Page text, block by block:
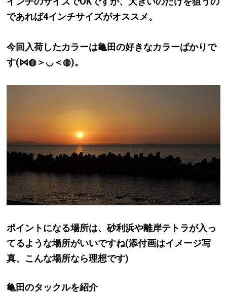
であれば4インチサイズがオススメ。
今回入荷したカラーは亀田の好きなカラーばかりで
す(⋈◍＞◡＜◍)。
ポイントになる場所は、砂利浜や離岸テトラが入っ
てるような場所がいいですね(添付画はイメージ写
真、こんな場所なら理想です)
亀田のタックルを紹介